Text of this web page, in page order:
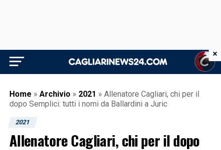
Home » Archivio » 2021 » Allenatore Cagliari, chi per il
dopo Semplici: tutti i nomi da Ballardini a Juric
2021
Allenatore Cagliari, chi per il dopo
×